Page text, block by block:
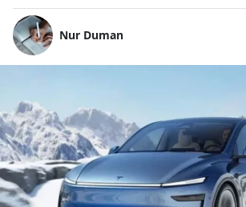
Nur Duman